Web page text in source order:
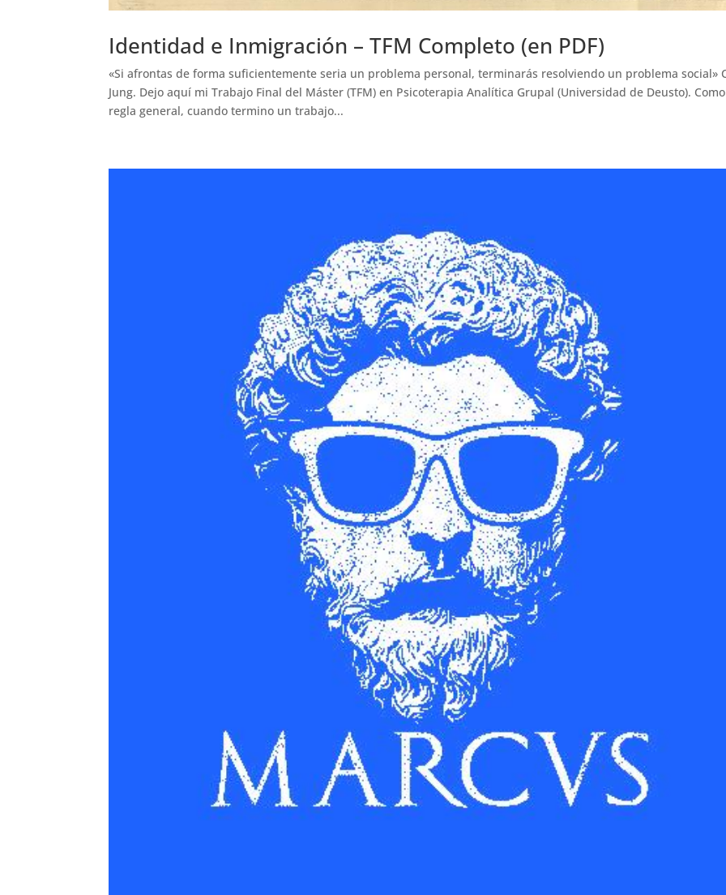
Identidad e Inmigración – TFM Completo (en PDF)
«Si afrontas de forma suficientemente seria un problema personal, terminarás resolviendo un problema social»
Jung. Dejo aquí mi Trabajo Final del Máster (TFM) en Psicoterapia Analítica Grupal (Universidad de Deusto). Como
regla general, cuando termino un trabajo...